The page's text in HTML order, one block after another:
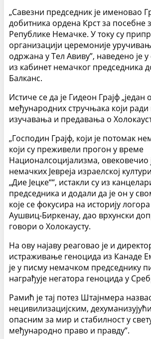
„Савезни председник је именовао
добитника ордена Крст за посебне
Републике Немачке. У току су
организацији церемоније
одржана у Тел Авиву”, наведено је у
из кабинет немачког председника
Балканс.
Истиче се да је Гидеон Грајф „један
међународних стручњака који
изучавања и предавања о
„Господин Грајф, који је потомак
који су преживели прогон у време
Националсоцијализма, овековечио
немачких Јевреја израелској
„Дие Јецке““, истакли су из
председника и додали да је он у
које се фокусира на историју
Аушвиц-Биркенау, дао врхунски
говори о Холокаусту.
На ову најаву реаговао је и
истраживање геноцида из Канаде
је у писму немачком председнику
награђује негатора геноцида у
Рамић је тај потез Штајнмера
нецивилизацијским,
опасним за мир и стабилност у
међународно право и правду”.